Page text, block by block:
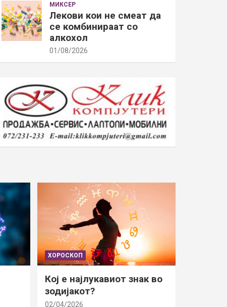
МИКСЕР
Лекови кои не смеат да
се комбинираат со
алкохол
01/08/2026
ХОРОСКОП
Кој е најлукавиот знак во
зодијакот?
02/04/2026